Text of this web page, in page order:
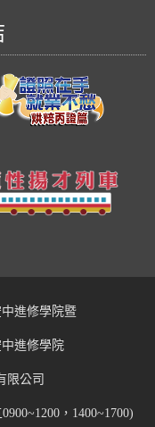
進修學院暨
中進修學院
限公司
，1400~1700)